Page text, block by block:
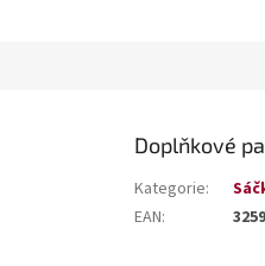
Doplňkové
Kategorie:
EAN: